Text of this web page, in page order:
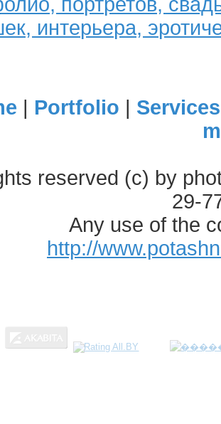
интерьера,
| Portfolio | Services
reserved (c) by
29-
Any use of the
http://